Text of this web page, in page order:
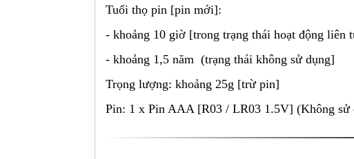
Tuổi thọ pin [pin mới]:
- khoảng 10 giờ [trong trạng thái hoạt động liên
- khoảng 1,5 năm (trạng thái không sử dụng]
Trọng lượng: khoảng 25g [trừ pin]
Pin: 1 x Pin AAA [R03 / LR03 1.5V] (Không sử